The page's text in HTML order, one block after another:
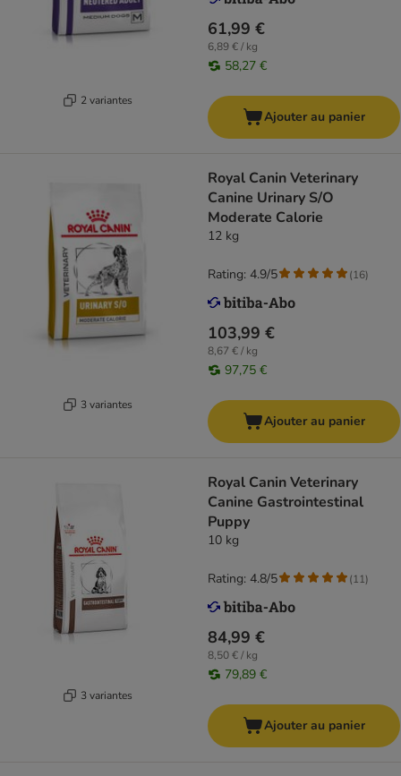
2 variantes
61,99 €
6,89 € / kg
58,27 €
Ajouter au panier
3 variantes
Royal Canin Veterinary
Canine Urinary S/O
Moderate Calorie
12 kg
103,99 €
8,67 € / kg
97,75 €
Rating: 4.9/5 (16)
Ajouter au panier
3 variantes
Royal Canin Veterinary
Canine Gastrointestinal
Puppy
10 kg
84,99 €
8,50 € / kg
79,89 €
Rating: 4.8/5 (11)
Ajouter au panier